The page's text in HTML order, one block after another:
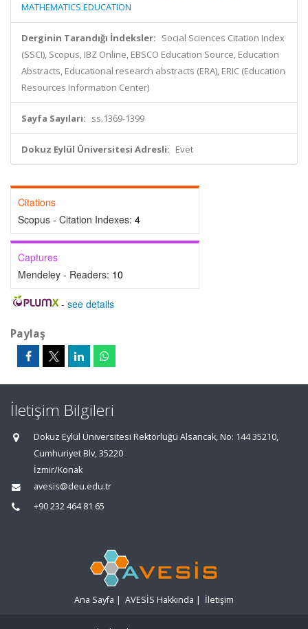
MATHEMATICS EDUCATION
Derginin Tarandığı İndeksler: Social Sciences Citation Index
(SSCI), Scopus, IBZ Online, EBSCO Education Source, Education
Abstracts, Educational research abstracts (ERA), ERIC (Education
Resources Information Center)
Sayfa Sayıları: ss.1369-1399
Dokuz Eylül Üniversitesi Adresli: Evet
Citations
Scopus - Citation Indexes: 4
Captures
Mendeley - Readers: 10
- see details
Paylaş
İletişim Bilgileri
Dokuz Eylül Üniversitesi Rektörlüğü Alsancak, No: 144 35210,
Cumhuriyet Blv, 35220
İzmir/Konak
avesis@deu.edu.tr
+90 232 464 81 65
Ana Sayfa | AVESİS Hakkında | İletişim